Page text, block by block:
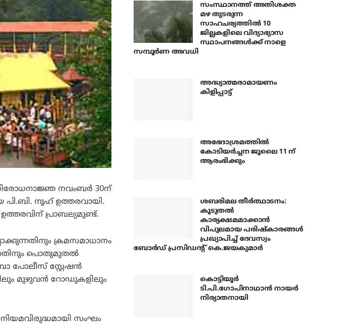
നിരോധനാജ്ഞ നവംബര്‍ 30ന്
പി.ബി. നൂഹ് ഉത്തരവായി.
പ്രാബല്യമുണ്ട്.
ക്രമസമാധാനം
പൊതുമുതല്‍
പോലീസ് സ്റ്റേഷന്‍
മുഴുവന്‍ റോഡുകളിലും
സംഘം
സംസ്ഥാനത്ത് അതിശക്ത
മഴ തുടരുന്ന
സാഹചര്യത്തിൽ 10
ജില്ലകളിലെ വിദ്യാഭ്യാസ
സ്ഥാപനങ്ങൾക്ക് നാളെ
സമ്പൂർണ അവധി
അദ്ധ്യാത്മരാമായണം
കിളിപ്പാട്ട്
അഭേദാശ്രമത്തില്‍
കോടിയര്‍ച്ചന ജൂലൈ 11 ന്
ആരംഭിക്കും
ശബരിമല തീര്‍ത്ഥാടനം:
കൂടുതല്‍
കാര്യക്ഷമമാക്കാന്‍
വിപുലമായ പരിഷ്‌കാരങ്ങള്‍
പ്രഖ്യാപിച്ച് ദേവസ്വം
ബോര്‍ഡ് പ്രസിഡന്റ് കെ.ജയകുമാര്‍
കൊട്ടിയൂര്‍
ടി.പി.ഗോപിനാഥാന്‍ നായര്‍
നിര്യാതനായി